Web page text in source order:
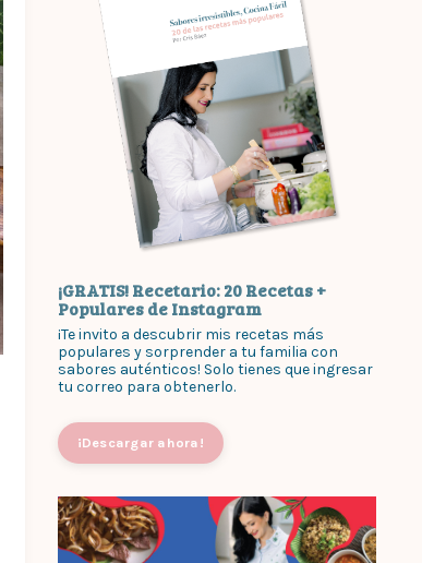
¡GRATIS! Recetario: 20 Recetas +
Populares de Instagram
¡Te invito a descubrir mis recetas más
populares y sorprender a tu familia con
sabores auténticos! Solo tienes que ingresar
tu correo para obtenerlo.
¡Descargar ahora!